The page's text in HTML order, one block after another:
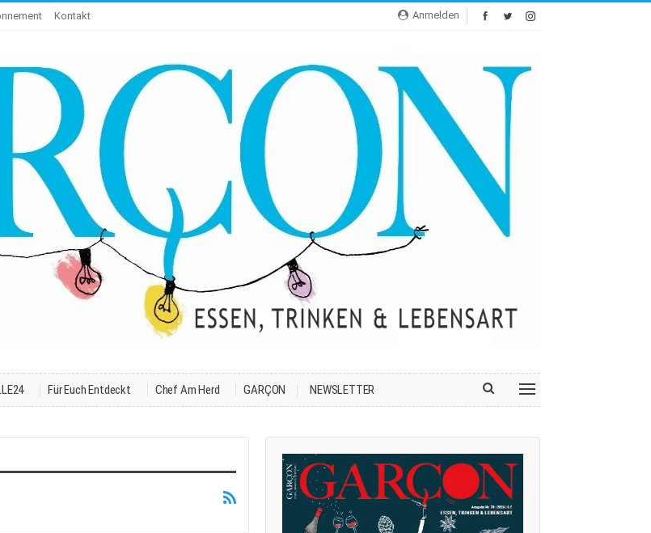
Anmelden
Kontakt
Für Euch Entdeckt Chef Am Herd GARÇON NEWSLETTER